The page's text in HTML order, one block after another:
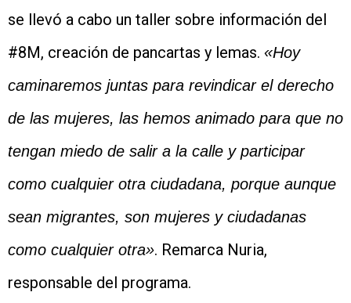
se llevó a cabo un taller sobre información del
#8M, creación de pancartas y lemas. «Hoy
caminaremos juntas para revindicar el derecho
de las mujeres, las hemos animado para que no
tengan miedo de salir a la calle y participar
como cualquier otra ciudadana, porque aunque
sean migrantes, son mujeres y ciudadanas
como cualquier otra». Remarca Nuria,
responsable del programa.